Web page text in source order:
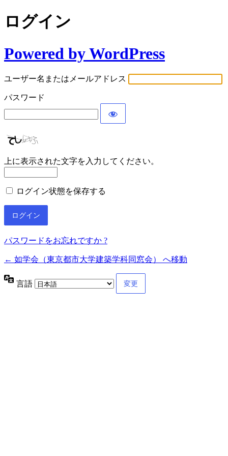
ログイン
Powered by WordPress
ユーザー名またはメールアドレス
パスワード
上に表示された文字を入力してください。
ログイン状態を保存する
パスワードをお忘れですか ?
← 如学会（東京都市大学建築学科同窓会） へ移動
言語